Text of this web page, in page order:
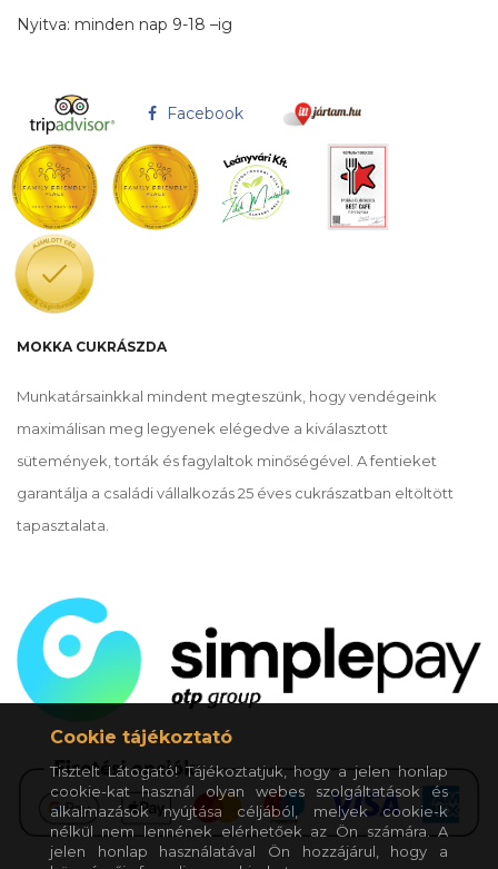
Nyitva: minden nap 9-18 –ig
Facebook
MOKKA CUKRÁSZDA
Munkatársainkkal mindent megteszünk, hogy vendégeink
maximálisan meg legyenek elégedve a kiválasztott
sütemények, torták és fagylaltok minőségével. A fentieket
garantálja a családi vállalkozás 25 éves cukrászatban eltöltött
tapasztalata.
Cookie tájékoztató
Tisztelt Látogató! Tájékoztatjuk, hogy a jelen honlap
cookie-kat használ olyan webes szolgáltatások és
alkalmazások nyújtása céljából, melyek cookie-k
nélkül nem lennének elérhetőek az Ön számára. A
jelen honlap használatával Ön hozzájárul, hogy a